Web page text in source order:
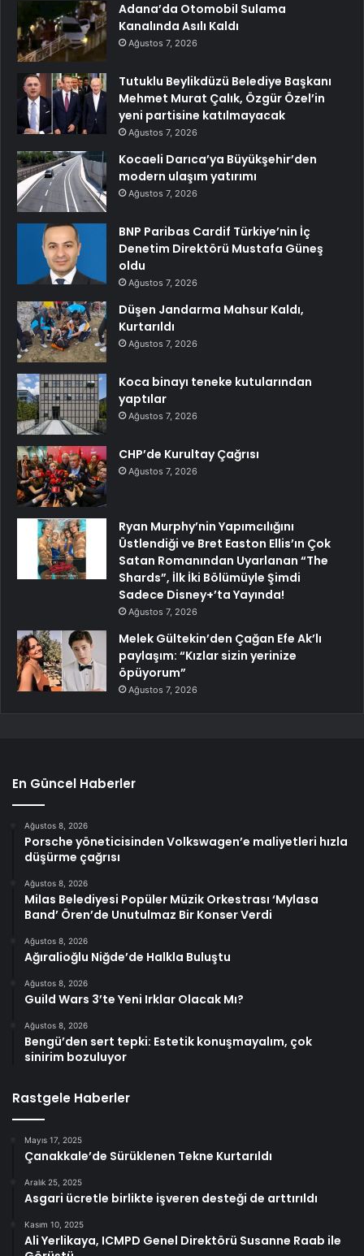
Adana’da Otomobil Sulama
Kanalında Asılı Kaldı
Ağustos 7, 2026
Tutuklu Beylikdüzü Belediye Başkanı
Mehmet Murat Çalık, Özgür Özel’in
yeni partisine katılmayacak
Ağustos 7, 2026
Kocaeli Darıca’ya Büyükşehir’den
modern ulaşım yatırımı
Ağustos 7, 2026
BNP Paribas Cardif Türkiye’nin İç
Denetim Direktörü Mustafa Güneş
oldu
Ağustos 7, 2026
Düşen Jandarma Mahsur Kaldı,
Kurtarıldı
Ağustos 7, 2026
Koca binayı teneke kutularından
yaptılar
Ağustos 7, 2026
CHP’de Kurultay Çağrısı
Ağustos 7, 2026
Ryan Murphy’nin Yapımcılığını
Üstlendiği ve Bret Easton Ellis’ın Çok
Satan Romanından Uyarlanan “The
Shards”, İlk İki Bölümüyle Şimdi
Sadece Disney+’ta Yayında!
Ağustos 7, 2026
Melek Gültekin’den Çağan Efe Ak’lı
paylaşım: “Kızlar sizin yerinize
öpüyorum”
Ağustos 7, 2026
En Güncel Haberler
Ağustos 8, 2026
Porsche yöneticisinden Volkswagen’e maliyetleri hızla
düşürme çağrısı
Ağustos 8, 2026
Milas Belediyesi Popüler Müzik Orkestrası ‘Mylasa
Band’ Ören’de Unutulmaz Bir Konser Verdi
Ağustos 8, 2026
Ağıralioğlu Niğde’de Halkla Buluştu
Ağustos 8, 2026
Guild Wars 3’te Yeni Irklar Olacak Mı?
Ağustos 8, 2026
Bengü’den sert tepki: Estetik konuşmayalım, çok
sinirim bozuluyor
Rastgele Haberler
Mayıs 17, 2025
Çanakkale’de Sürüklenen Tekne Kurtarıldı
Aralık 25, 2025
Asgari ücretle birlikte işveren desteği de arttırıldı
Kasım 10, 2025
Ali Yerlikaya, ICMPD Genel Direktörü Susanne Raab ile